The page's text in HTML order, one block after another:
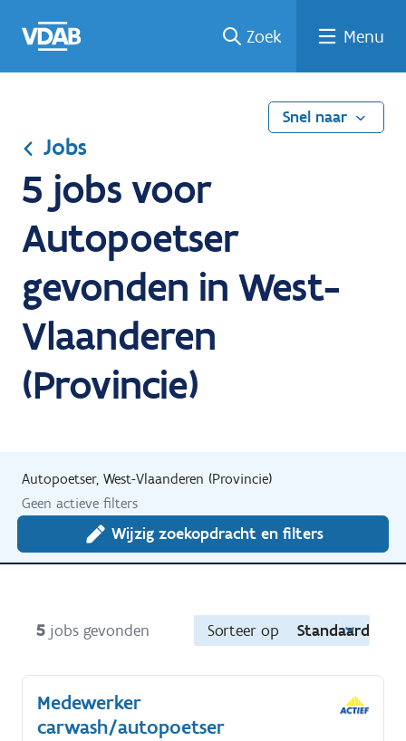
naar
een
een
job
naar
Zoek Menu
Snel naar
Jobs
5 jobs voor
Autopoetser
gevonden in West-
Vlaanderen
(Provincie)
Autopoetser, West-Vlaanderen (Provincie)
Geen actieve filters
Wijzig zoekopdracht en filters
5 jobs gevonden Sorteer op Standaard
Medewerker
carwash/autopoetser